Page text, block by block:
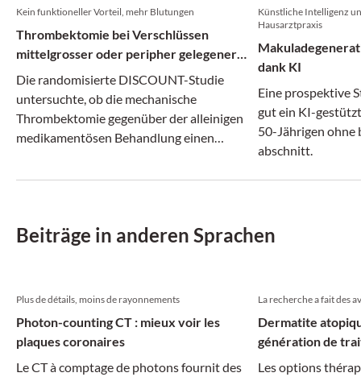
Kein funktioneller Vorteil, mehr Blutungen
Thrombektomie bei Verschlüssen
mittelgrosser oder peripher gelegener
Hirnarterien
Die randomisierte DISCOUNT-Studie
untersuchte, ob die mechanische
Thrombektomie gegenüber der alleinigen
medikamentösen Behandlung einen
Künstliche Intelligenz
Hausarztpraxis
dank KI
Eine prospektive
gut ein KI-
50-Jährigen ohne
abschnitt.
Beiträge in anderen Sprachen
Plus de détails, moins de rayonnements
Photon-counting CT : mieux voir les
plaques coronaires
Le CT à comptage de photons fournit des
La recherche a fait des
Dermatite
génération de
Les options